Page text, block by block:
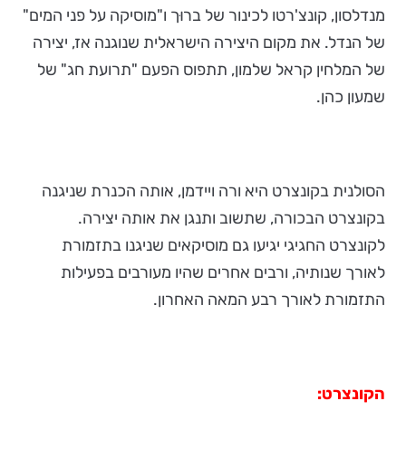
מנדלסון, קונצ'רטו לכינור של ברוּך ו"מוסיקה על פני המים"
של הנדל. את מקום היצירה הישראלית שנוגנה אז, יצירה
של המלחין קראל שלמון, תתפוס הפעם "תרועת חג" של
שמעון כהן.
הסולנית בקונצרט היא ורה ויידמן, אותה הכנרת שניגנה
בקונצרט הבכורה, שתשוב ותנגן את אותה יצירה.
לקונצרט החגיגי יגיעו גם מוסיקאים שניגנו בתזמורת
לאורך שנותיה, ורבים אחרים שהיו מעורבים בפעילות
התזמורת לאורך רבע המאה האחרון.
הקונצרט: